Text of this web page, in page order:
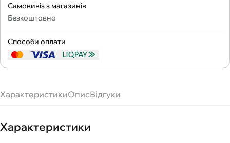
Самовивіз з магазинів
Безкоштовно
Способи оплати
ХарактеристикиОписВідгуки
Характеристики